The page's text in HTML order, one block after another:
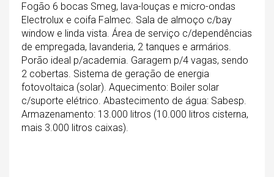
Fogão 6 bocas Smeg, lava-louças e micro-ondas
Electrolux e coifa Falmec. Sala de almoço c/bay
window e linda vista. Área de serviço c/dependências
de empregada, lavanderia, 2 tanques e armários.
Porão ideal p/academia. Garagem p/4 vagas, sendo
2 cobertas. Sistema de geração de energia
fotovoltaica (solar). Aquecimento: Boiler solar
c/suporte elétrico. Abastecimento de água: Sabesp.
Armazenamento: 13.000 litros (10.000 litros cisterna,
mais 3.000 litros caixas).